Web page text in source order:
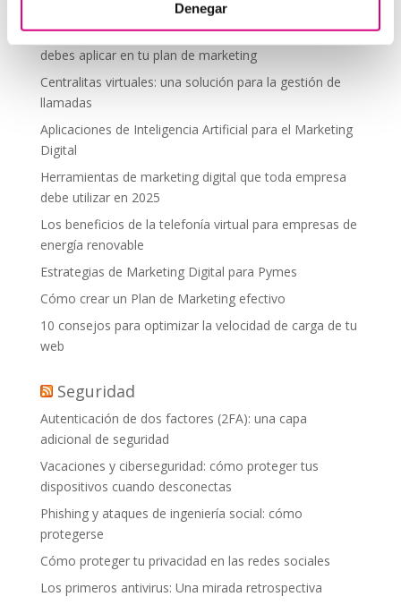
Denegar
Tendencias actuales en marketing y publicidad que
debes aplicar en tu plan de marketing
Centralitas virtuales: una solución para la gestión de
llamadas
Aplicaciones de Inteligencia Artificial para el Marketing
Digital
Herramientas de marketing digital que toda empresa
debe utilizar en 2025
Los beneficios de la telefonía virtual para empresas de
energía renovable
Estrategias de Marketing Digital para Pymes
Cómo crear un Plan de Marketing efectivo
10 consejos para optimizar la velocidad de carga de tu
web
Seguridad
Autenticación de dos factores (2FA): una capa
adicional de seguridad
Vacaciones y ciberseguridad: cómo proteger tus
dispositivos cuando desconectas
Phishing y ataques de ingeniería social: cómo
protegerse
Cómo proteger tu privacidad en las redes sociales
Los primeros antivirus: Una mirada retrospectiva